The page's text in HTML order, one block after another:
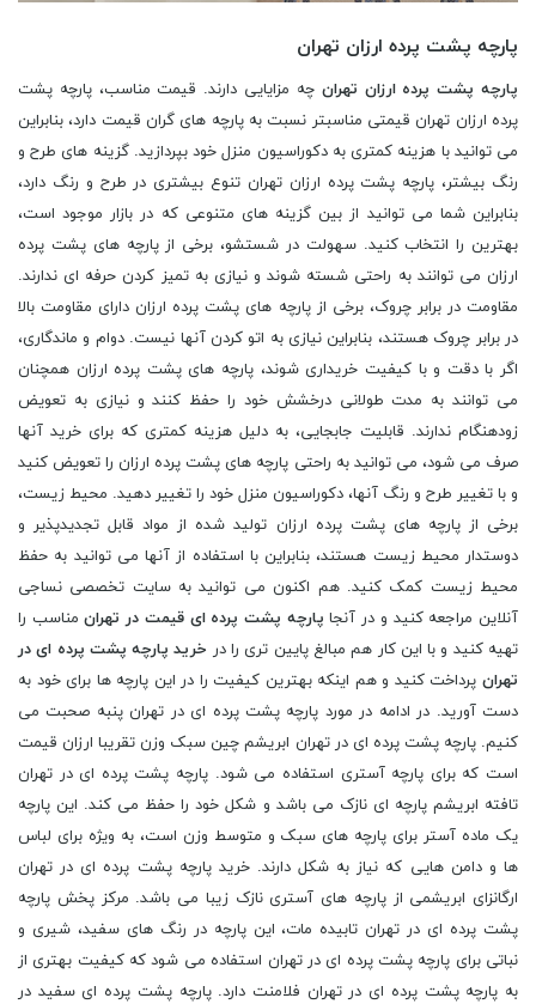
پارچه پشت پرده ارزان تهران
پارچه پشت پرده ارزان تهران چه مزایایی دارند. قیمت مناسب، پارچه پشت
پرده ارزان تهران قیمتی مناسبتر نسبت به پارچه های گران قیمت دارد، بنابراین
می توانید با هزینه کمتری به دکوراسیون منزل خود بپردازید. گزینه های طرح و
رنگ بیشتر، پارچه پشت پرده ارزان تهران تنوع بیشتری در طرح و رنگ دارد،
بنابراین شما می توانید از بین گزینه های متنوعی که در بازار موجود است،
بهترین را انتخاب کنید. سهولت در شستشو، برخی از پارچه های پشت پرده
ارزان می توانند به راحتی شسته شوند و نیازی به تمیز کردن حرفه ای ندارند.
مقاومت در برابر چروک، برخی از پارچه های پشت پرده ارزان دارای مقاومت بالا
در برابر چروک هستند، بنابراین نیازی به اتو کردن آنها نیست. دوام و ماندگاری،
اگر با دقت و با کیفیت خریداری شوند، پارچه های پشت پرده ارزان همچنان
می توانند به مدت طولانی درخشش خود را حفظ کنند و نیازی به تعویض
زودهنگام ندارند. قابلیت جابجایی، به دلیل هزینه کمتری که برای خرید آنها
صرف می شود، می توانید به راحتی پارچه های پشت پرده ارزان را تعویض کنید
و با تغییر طرح و رنگ آنها، دکوراسیون منزل خود را تغییر دهید. محیط زیست،
برخی از پارچه های پشت پرده ارزان تولید شده از مواد قابل تجدیدپذیر و
دوستدار محیط زیست هستند، بنابراین با استفاده از آنها می توانید به حفظ
محیط زیست کمک کنید. هم اکنون می توانید به سایت تخصصی نساجی
آنلاین مراجعه کنید و در آنجا پارچه پشت پرده ای قیمت در تهرانمناسب را
تهیه کنید و با این کار هم مبالغ پایین تری را در خرید پارچه پشت پرده ای در
تهران پرداخت کنید و هم اینکه بهترین کیفیت را در این پارچه ها برای خود به
دست آورید. در ادامه در مورد پارچه پشت پرده ای در تهران پنبه صحبت می
کنیم. پارچه پشت پرده ای در تهران ابریشم چین سبک وزن تقریبا ارزان قیمت
است که برای پارچه آستری استفاده می شود. پارچه پشت پرده ای در تهران
تافته ابریشم پارچه ای نازک می باشد و شکل خود را حفظ می کند. این پارچه
یک ماده آستر برای پارچه های سبک و متوسط وزن است، به ویژه برای لباس
ها و دامن هایی که نیاز به شکل دارند. خرید پارچه پشت پرده ای در تهران
ارگانزای ابریشمی از پارچه های آستری نازک زیبا می باشد. مرکز پخش پارچه
پشت پرده ای در تهران تابیده مات، این پارچه در رنگ های سفید، شیری و
نباتی برای پارچه پشت پرده ای در تهران استفاده می شود که کیفیت بهتری از
به پارچه پشت پرده ای در تهران فلامنت دارد. پارچه پشت پرده ای سفید در